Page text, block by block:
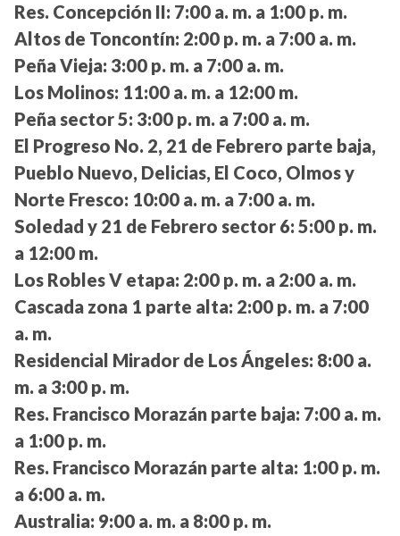
Res. Concepción II: 7:00 a. m. a 1:00 p. m.
Altos de Toncontín: 2:00 p. m. a 7:00 a. m.
Peña Vieja: 3:00 p. m. a 7:00 a. m.
Los Molinos: 11:00 a. m. a 12:00 m.
Peña sector 5: 3:00 p. m. a 7:00 a. m.
El Progreso No. 2, 21 de Febrero parte baja,
Pueblo Nuevo, Delicias, El Coco, Olmos y
Norte Fresco: 10:00 a. m. a 7:00 a. m.
Soledad y 21 de Febrero sector 6: 5:00 p. m.
a 12:00 m.
Los Robles V etapa: 2:00 p. m. a 2:00 a. m.
Cascada zona 1 parte alta: 2:00 p. m. a 7:00
a. m.
Residencial Mirador de Los Ángeles: 8:00 a.
m. a 3:00 p. m.
Res. Francisco Morazán parte baja: 7:00 a. m.
a 1:00 p. m.
Res. Francisco Morazán parte alta: 1:00 p. m.
a 6:00 a. m.
Australia: 9:00 a. m. a 8:00 p. m.